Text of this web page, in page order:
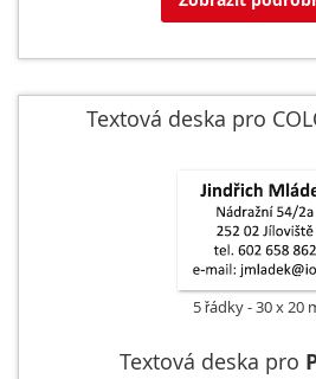
Textová deska pro
5 řádky 30 x 20
Textová deska pro